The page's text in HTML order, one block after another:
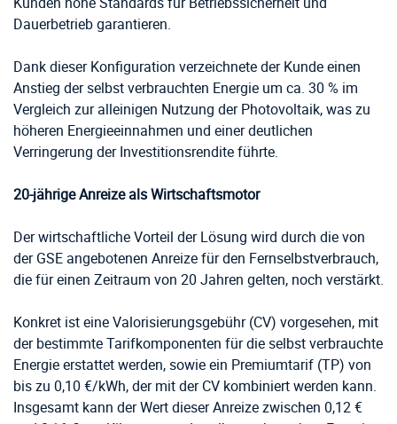
Dauerbetrieb garantieren.
Dank dieser Konfiguration verzeichnete der Kunde einen
Anstieg der selbst verbrauchten Energie um ca. 30 % im
Vergleich zur alleinigen Nutzung der Photovoltaik, was zu
höheren Energieeinnahmen und einer deutlichen
Verringerung der Investitionsrendite führte.
20-jährige Anreize als Wirtschaftsmotor
Der wirtschaftliche Vorteil der Lösung wird durch die von
der GSE angebotenen Anreize für den Fernselbstverbrauch,
die für einen Zeitraum von 20 Jahren gelten, noch verstärkt.
Konkret ist eine Valorisierungsgebühr (CV) vorgesehen, mit
der bestimmte Tarifkomponenten für die selbst verbrauchte
Energie erstattet werden, sowie ein Premiumtarif (TP) von
bis zu 0,10 €/kWh, der mit der CV kombiniert werden kann.
Insgesamt kann der Wert dieser Anreize zwischen 0,12 €